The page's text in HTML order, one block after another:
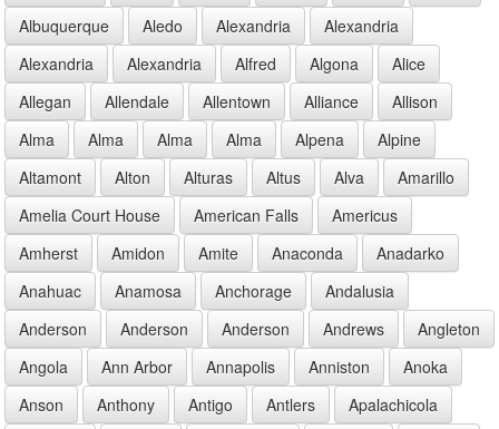
Albuquerque
Aledo Alexandria
Alexandria
Alexandria
Alexandria Alfred Algona
Alice
Allegan
Allendale Allentown Alliance
Allison
Alma
Alma Alma Alma Alpena
Alpine
Altamont
Alton Alturas Altus Alva
Amarillo
Amelia Court House
American Falls
Americus
Amherst
Amidon Amite Anaconda
Anadarko
Anahuac
Anamosa Anchorage
Andalusia
Anderson
Anderson Anderson Andrews
Angleton
Angola
Ann Arbor Annapolis Anniston
Anoka
Anson
Anthony Antigo Antlers
Apalachicola